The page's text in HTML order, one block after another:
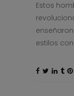
Estos
estilos